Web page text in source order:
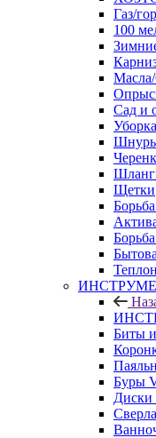
Газ/
100
Сад и
Уборка
Шнуры
Щетки
Биты
Буры
Диски